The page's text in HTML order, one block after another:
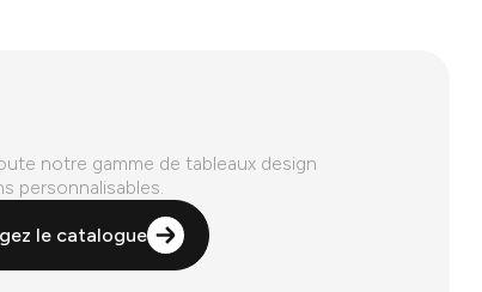
notre gamme de tableaux design
personnalisables.
le catalogue